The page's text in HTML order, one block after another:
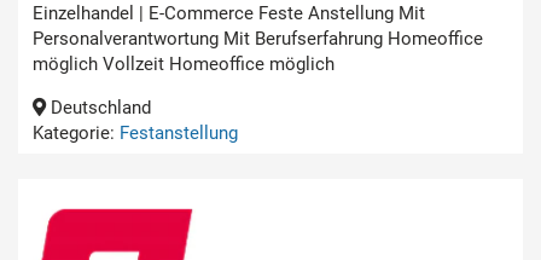
Einzelhandel | E-Commerce Feste Anstellung Mit
Personalverantwortung Mit Berufserfahrung Homeoffice
möglich Vollzeit Homeoffice möglich
Deutschland
Kategorie: Festanstellung